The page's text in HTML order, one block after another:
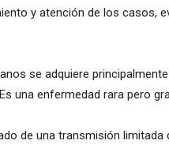
y atención de los casos,
se adquiere
una enfermedad rara pero
de una transmisión limitada